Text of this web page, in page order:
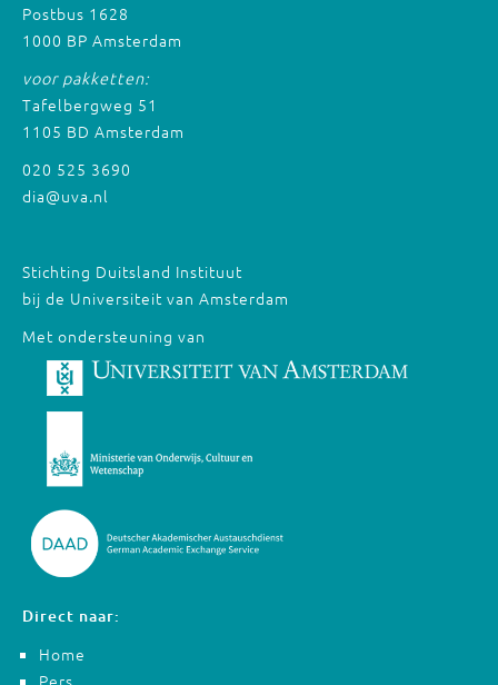
Postbus 1628
1000 BP Amsterdam
voor pakketten:
Tafelbergweg 51
1105 BD Amsterdam
020 525 3690
dia@uva.nl
Stichting Duitsland Instituut
bij de Universiteit van Amsterdam
Met ondersteuning van
Direct naar:
Home
Pers